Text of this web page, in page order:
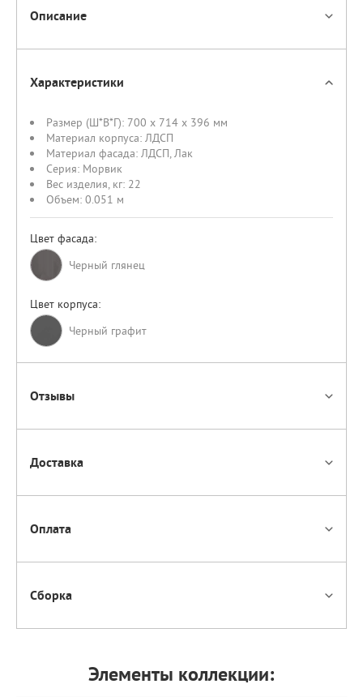
Описание
Характеристики
Размер (Ш*В*Г): 700 x 714 x 396 мм
Материал корпуса: ЛДСП
Материал фасада: ЛДСП,Лак
Серия: Морвик
Вес изделия, кг: 22
Объем: 0.051 м
Цвет фасада:
Черный глянец
Цвет корпуса:
Черный графит
Отзывы
Доставка
Оплата
Сборка
Элементы коллекции: